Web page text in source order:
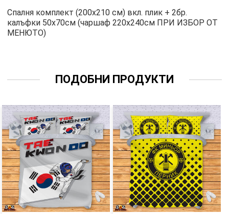
Спалня комплект (200х210 см) вкл. плик + 2бр.
калъфки 50х70см (чаршаф 220х240см ПРИ ИЗБОР ОТ
МЕНЮТО)
ПОДОБНИ ПРОДУКТИ